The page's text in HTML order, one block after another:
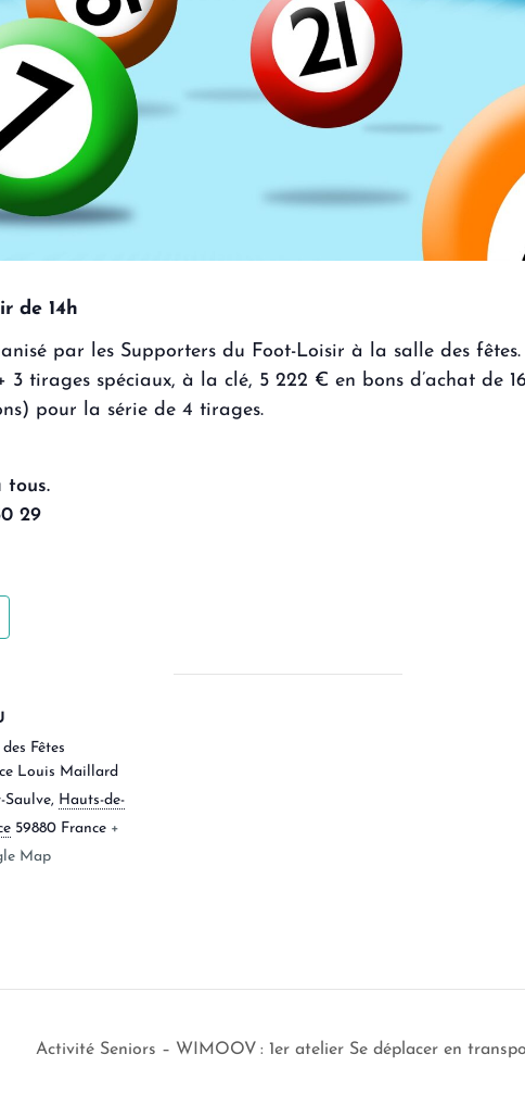
de 14h
par les Supporters du Foot-Loisir à la salle des fêtes.
3 tirages spéciaux, à la clé, 5 222 € en bons d’achat de
pour la série de 4 tirages.
tous.
29
Fêtes
Louis Maillard
Saulve, Hauts-de-
59880 France +
Map
Activité Seniors – WIMOOV : 1er atelier Se déplacer en